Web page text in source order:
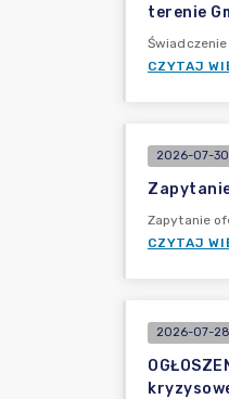
terenie
CZYTAJ
2026-07-30
Zapytanie
CZYTAJ
2026-07-28